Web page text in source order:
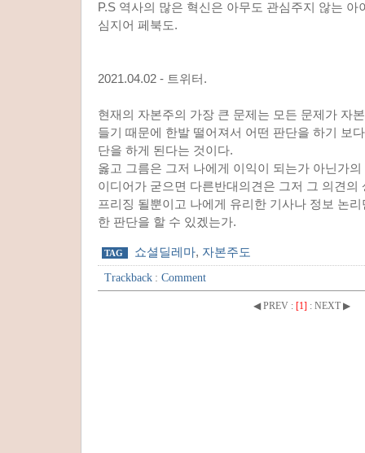
P.S 역사의 많은 혁신은 아무도 관심주지 않는 아
심지어 페북도.
2021.04.02 - 트위터.
현재의 자본주의 가장 큰 문제는 모든 문제가 자
들기 때문에 한발 떨어져서 어떤 판단을 하기 보
단을 하게 된다는 것이다.
옳고 그름은 그저 나에게 이익이 되는가 아닌가
이디어가 굳으면 다른반대의견은 그저 그 의견의
프리징 될뿐이고 나에게 유리한 기사나 정보 논
한 판단을 할 수 있겠는가.
TAG 쇼셜딜레마, 자본주도
Trackback : Comment
◀ PREV : [1] : NEXT ▶